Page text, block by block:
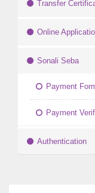
Transfer
Online
Sonali Seba
Payment
Payment
Authentication